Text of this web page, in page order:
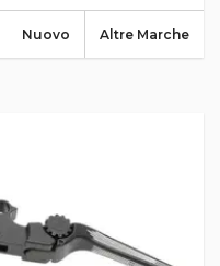
Altre Marche
Nuovo